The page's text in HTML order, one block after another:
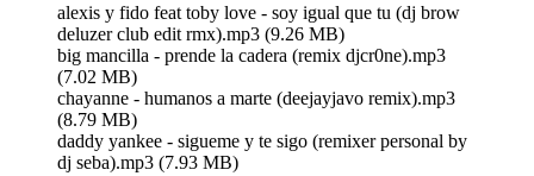
alexis y fido feat toby love - soy igual que tu (dj brow
deluzer club edit rmx).mp3 (9.26 MB)
big mancilla - prende la cadera (remix djcr0ne).mp3
(7.02 MB)
chayanne - humanos a marte (deejayjavo remix).mp3
(8.79 MB)
daddy yankee - sigueme y te sigo (remixer personal by
dj seba).mp3 (7.93 MB)